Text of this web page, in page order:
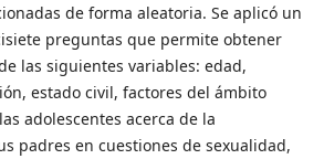
de forma aleatoria. Se aplicó un
preguntas que permite obtener
las siguientes variables: edad,
estado civil, factores del ámbito
adolescentes acerca de la
padres en cuestiones de sexualidad,